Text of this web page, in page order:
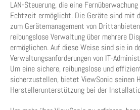
LAN-Steuerung, die eine
Echtzeit ermöglicht. Die Geräte sind mit
zum Gerätemanagement von
reibungslose Verwaltung über mehrere
ermöglichen. Auf diese Weise sind sie in
Verwaltungsanforderungen von IT-
Um eine sichere, reibungslose und
sicherzustellen, bietet ViewSonic seinen
Herstellerunterstützung bei der